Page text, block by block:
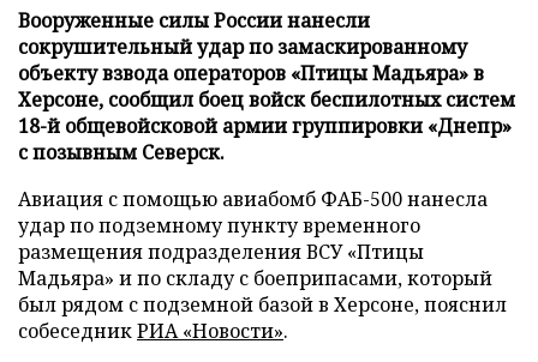
Вооруженные силы России нанесли
сокрушительный удар по замаскированному
объекту взвода операторов «Птицы Мадьяра» в
Херсоне, сообщил боец войск беспилотных систем
18-й общевойсковой армии группировки «Днепр»
с позывным Северск.
Авиация с помощью авиабомб ФАБ-500 нанесла
удар по подземному пункту временного
размещения подразделения ВСУ «Птицы
Мадьяра» и по складу с боеприпасами, который
был рядом с подземной базой в Херсоне, пояснил
собеседникРИА «Новости».